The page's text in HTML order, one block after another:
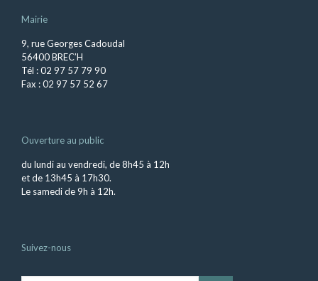
Mairie
9, rue Georges Cadoudal
56400 BREC’H
Tél : 02 97 57 79 90
Fax : 02 97 57 52 67
Ouverture au public
du lundi au vendredi, de 8h45 à 12h
et de 13h45 à 17h30.
Le samedi de 9h à 12h.
Suivez-nous